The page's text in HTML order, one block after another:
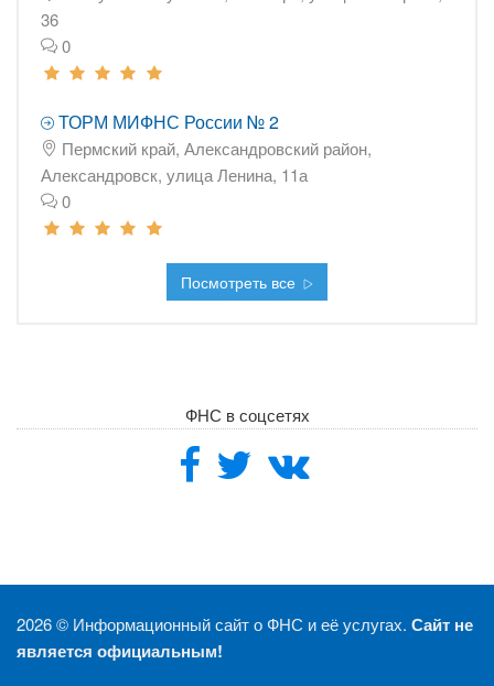
36
0
ТОРМ МИФНС России № 2
Пермский край, Александровский район,
Александровск, улица Ленина, 11а
0
Посмотреть все
ФНС в соцсетях
2026 © Информационный сайт о ФНС и её услугах. Сайт не
является официальным!